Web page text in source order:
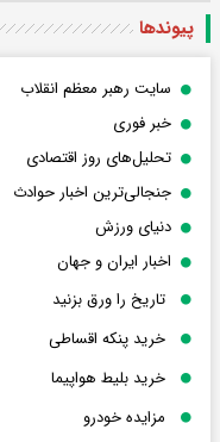
پیوندها
سایت رهبر معظم انقلاب
خبر فوری
تحلیل‌های روز اقتصادی
جنجالی‌ترین اخبار حوادث
دنیای ورزش
اخبار ایران و جهان
تاریخ را ورق بزنید
خرید پنکه اقساطی
خرید بلیط هواپیما
مزایده خودرو